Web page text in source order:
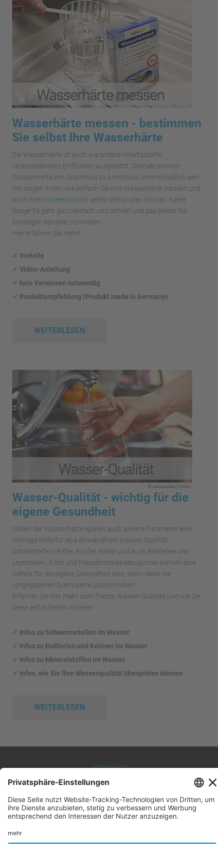
Wasserhärte messen - bestimmen
Sie selbst Ihre Wasserhärte
Die Wasserhärte ist auch wie andere Inhaltsstoffe
verschiedensten Einflüssen ausgesetzt. Deshalb können
Wasserwerte von Anschluss zu Anschluss unterschiedlich sein.
Wir zeigen Ihnen, wie einfach Sie Ihre Wasserhärte messen und
auch IhreWasserqualität selbst überprüfen können. Keine
Sorge! Es geht ganz einfach und schnell und das Beste: Sie
benötigen keinerlei Vorwissen.
Hier erfahren Sie mehr!
✓ Vorteile
✓ Video-Anleitung
✓ kein Vorwissen notwendig
✓ Produktempfehlung (Produkt made in Germany)
WEITERLESEN
Wasser-Qualität - wichtig für die
eigene Gesundheit
Neben der Wasserhärte spielen auch andere Parameter eine
wichtige Rolle für eine einwandfreie Wasser-Qualität.
Schadstoffe wie Blei, Kupfer, Nitrat und auch Bakterien wie
Legionellen, E.coli und Pseudomonas aeruginosa können eine
Gefahr für die eigene Gesundheit sein, wenn diese die
vorgegebenen Grenzwerte überschreiten.
Erfahren Sie hier mehr zum Thema Wasser-Qualität und wie Sie
diese selbst testen können!
✓ Infos zu Schwermetallen im Wasser
✓ Infos zu Bakterien und Keimen im Wasser
✓ Infos zu Mineralstoffen im Wasser
✓ Infos, wie Sie Ihre Wasserqualität überprüfen können
WEITERLESEN
Impressum